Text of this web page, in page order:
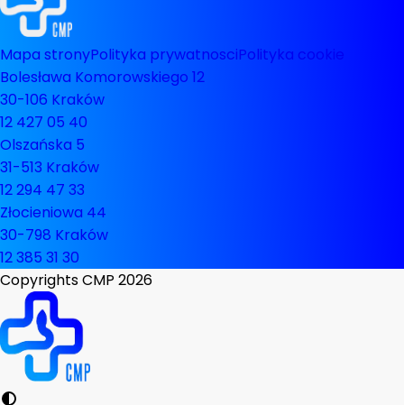
Mapa stronyPolityka prywatnosciPolityka cookie
Bolesława Komorowskiego 12
30-106 Kraków
12 427 05 40
Olszańska 5
31-513 Kraków
12 294 47 33
Złocieniowa 44
30-798 Kraków
12 385 31 30
Copyrights CMP 2026